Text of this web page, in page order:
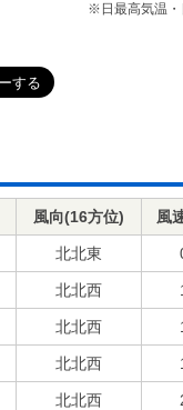
※日最高気温・
風向(16方位) 風
北北東
北北西
北北西
北北西
北北西